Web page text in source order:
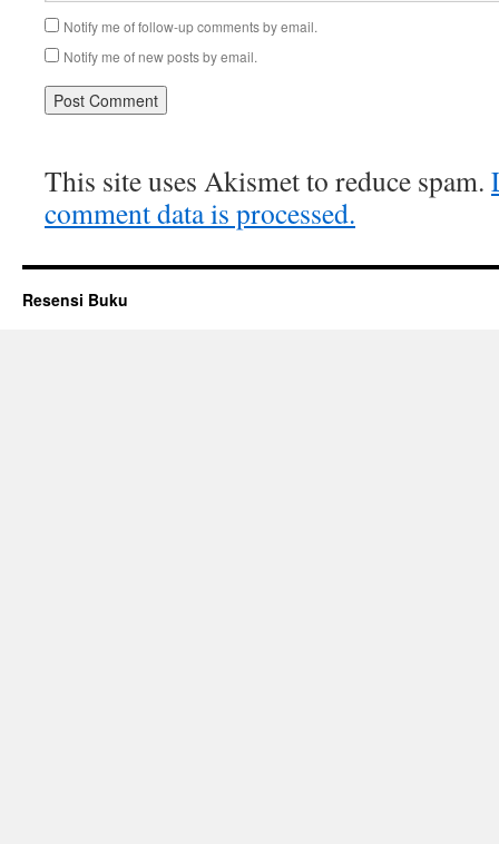
Notify me of follow-up comments by email.
Notify me of new posts by email.
This site uses Akismet to reduce spam.
comment data is processed.
Resensi Buku